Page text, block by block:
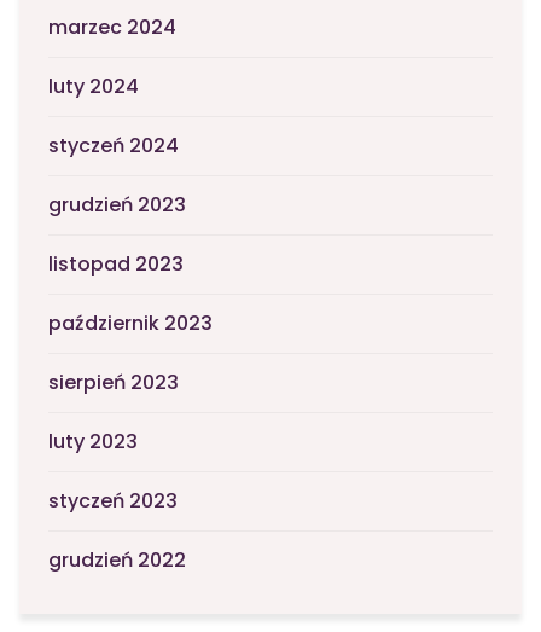
marzec 2024
luty 2024
styczeń 2024
grudzień 2023
listopad 2023
październik 2023
sierpień 2023
luty 2023
styczeń 2023
grudzień 2022